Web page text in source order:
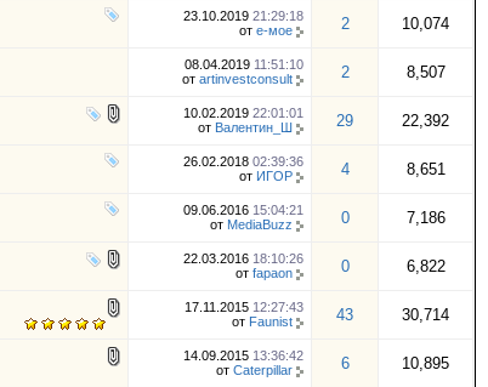
23.10.2019 21:29:18
от е-мое 2 10,074
08.04.2019 11:51:10
от artinvestconsult 2 8,507
10.02.2019 22:01:01
от Валентин_Ш 29 22,392
26.02.2018 02:39:36
от ИГOР 4 8,651
09.06.2016 15:04:21
от MediaBuzz 0 7,186
22.03.2016 18:10:26
от fapaon 0 6,822
17.11.2015 12:27:43
от Faunist 43 30,714
14.09.2015 13:36:42
от Caterpillar 6 10,895